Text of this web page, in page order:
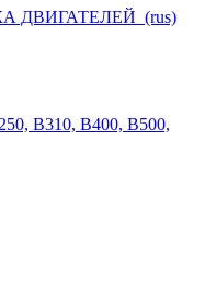
ДВИГАТЕЛЕЙ (rus)
B310, B400, B500,